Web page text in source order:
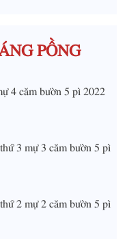
e PỒNG
4 căm bườn 5 pì 2022
3 mự 3 căm bườn 5 pì
2 mự 2 căm bườn 5 pì